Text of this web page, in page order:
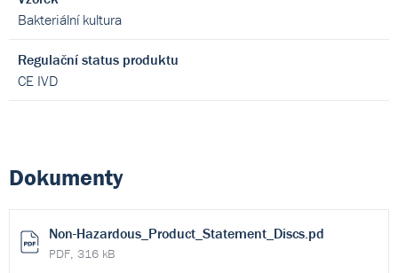
Bakteriální kultura
Regulační status produktu
CE IVD
Dokumenty
Non-Hazardous_Product_Statement_Discs.pd
PDF, 316 kB